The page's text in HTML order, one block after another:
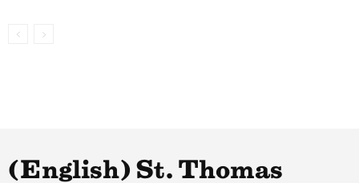
(English) St. Thomas